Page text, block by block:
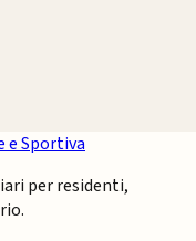
e Sportiva
per residenti,